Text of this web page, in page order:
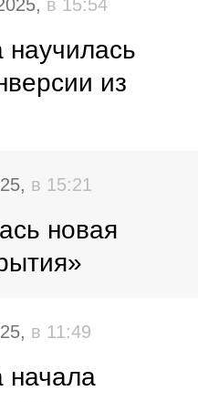
в 15:54
научилась
из
в 15:21
новая
в 11:49
начала